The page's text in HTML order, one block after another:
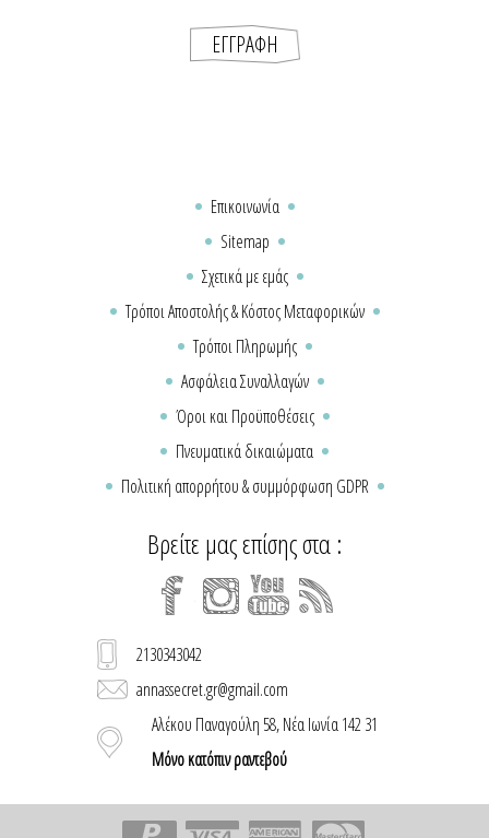
Επικοινωνία
Sitemap
Σχετικά με εμάς
Τρόποι Αποστολής & Κόστος Μεταφορικών
Τρόποι Πληρωμής
Ασφάλεια Συναλλαγών
Όροι και Προϋποθέσεις
Πνευματικά δικαιώματα
Πολιτική απορρήτου & συμμόρφωση GDPR
Βρείτε μας επίσης στα :
2130343042
annassecret.gr@gmail.com
Αλέκου Παναγούλη 58, Νέα Ιωνία 142 31
Μόνο κατόπιν ραντεβού